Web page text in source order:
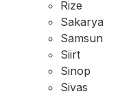
Rize
Sakarya
Samsun
Siirt
Sinop
Sivas